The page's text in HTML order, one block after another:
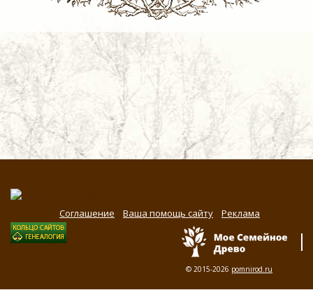
Соглашение Ваша помощь сайту Реклама
© 2015-2026 pomnirod.ru